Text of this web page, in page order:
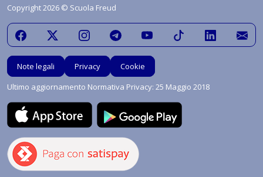
Copyright 2026 © Scuola Freud
Note legali Privacy
Cookie
Ultimo aggiornamento Normativa Privacy: 25 Maggio 2018